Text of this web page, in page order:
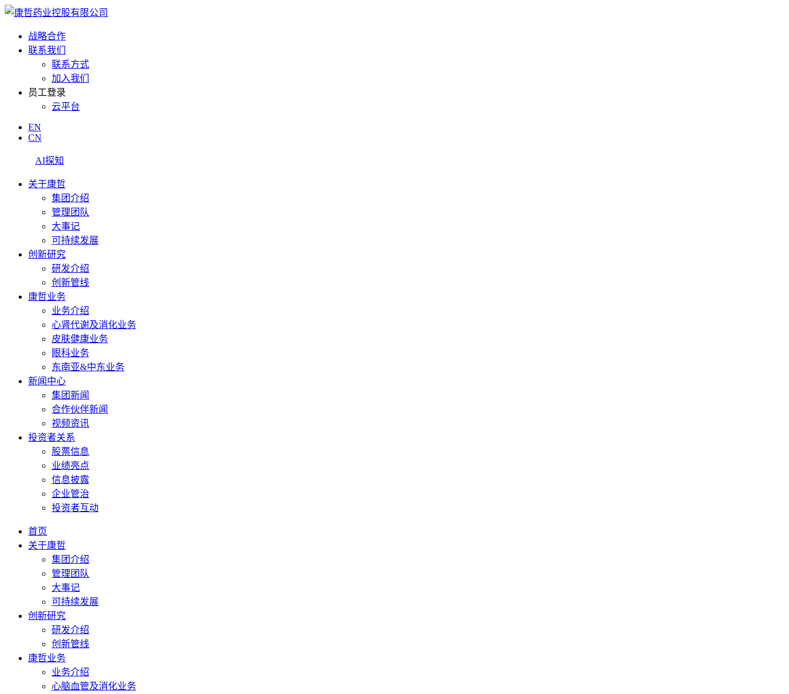
战略合作
联系我们
联系方式
加入我们
员工登录
云平台
EN
CN
AI探知
关于康哲
集团介绍
管理团队
大事记
可持续发展
创新研究
研发介绍
创新管线
康哲业务
业务介绍
心肾代谢及消化业务
皮肤健康业务
眼科业务
东南亚&中东业务
新闻中心
集团新闻
合作伙伴新闻
视频资讯
投资者关系
股票信息
业绩亮点
信息披露
企业管治
投资者互动
首页
关于康哲
集团介绍
管理团队
大事记
可持续发展
创新研究
研发介绍
创新管线
康哲业务
业务介绍
心脑血管及消化业务